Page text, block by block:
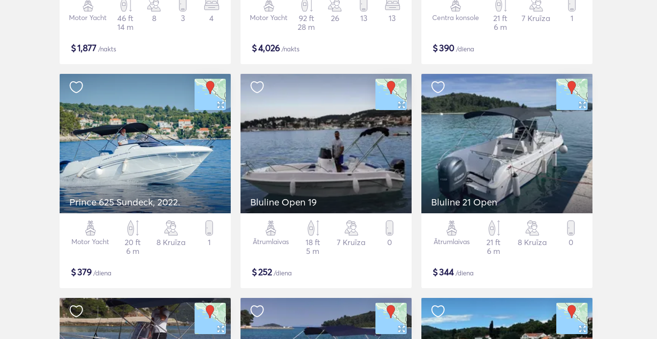
Motor Yacht
46 ft
14 m
8 3 4
$1,877 /nakts
Motor Yacht
92 ft
28 m
26 13 13
$4,026/nakts
Centra konsole
21 ft
6 m
7 Kruīza 1
$390 /diena
Prince 625 Sundeck, 2022.
Motor Yacht
20 ft
6 m
8 Kruīza 1
$379/diena
Bluline Open 19
Ātrumlaivas
18 ft
5 m
7 Kruīza 0
$252/diena
Bluline 21 Open
Ātrumlaivas
21 ft
6 m
8 Kruīza 0
$344/diena